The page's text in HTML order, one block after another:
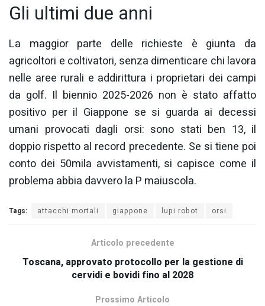
Gli ultimi due anni
La maggior parte delle richieste è giunta da
agricoltori e coltivatori, senza dimenticare chi lavora
nelle aree rurali e addirittura i proprietari dei campi
da golf. Il biennio 2025-2026 non è stato affatto
positivo per il Giappone se si guarda ai decessi
umani provocati dagli orsi: sono stati ben 13, il
doppio rispetto al record precedente. Se si tiene poi
conto dei 50mila avvistamenti, si capisce come il
problema abbia davvero la P maiuscola.
Tags: attacchi mortali giappone lupi robot orsi
Articolo precedente
Toscana, approvato protocollo per la gestione di
cervidi e bovidi fino al 2028
Prossimo Articolo